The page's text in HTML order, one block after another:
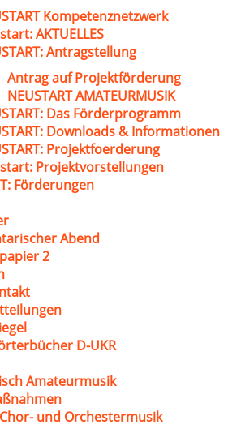
Kompetenznetzwerk
AKTUELLES
Antragstellung
Antrag auf Projektförderung
NEUSTART AMATEURMUSIK
Das Förderprogramm
Downloads & Informationen
Projektfoerderung
Projektvorstellungen
Förderungen
Abend
2
D-UKR
Amateurmusik
und Orchestermusik